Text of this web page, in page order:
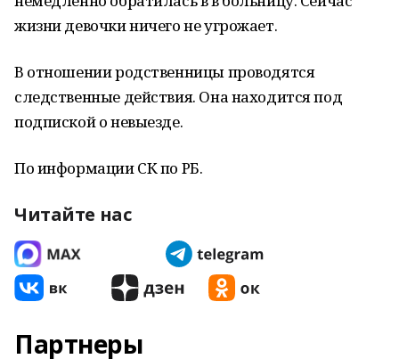
жизни девочки ничего не угрожает.
В отношении родственницы проводятся
следственные действия. Она находится под
подпиской о невыезде.
По информации СК по РБ.
Читайте нас
Партнеры